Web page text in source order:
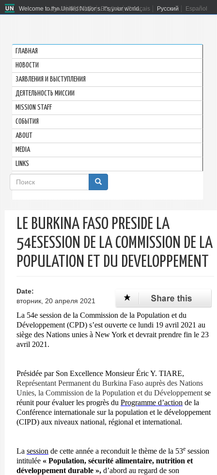
Welcome to the United Nations. It's your world.
العربية 简体中文 English Français Русский Español
ГЛАВНАЯ
HОВОСТИ
ЗАЯВЛЕНИЯ И ВЫСТУПЛЕНИЯ
ДЕЯТЕЛЬНОСТЬ МИССИИ
MISSION STAFF
СОБЫТИЯ
ABOUT
MEDIA
LINKS
Форма
поиска
Поиск
LE BURKINA FASO PRESIDE LA
54ESESSION DE LA COMMISSION DE LA
POPULATION ET DU DEVELOPPEMENT
Date:
вторник, 20 апреля 2021
La 54e session de la Commission de la Population et du
Développement(CPD) s’est ouverte ce lundi 19 avril 2021 au
siège des Nations unies à New York et devrait prendre fin le 23
avril 2021.
Présidée par Son Excellence Monsieur Éric Y. TIARE,
Représentant Permanent du Burkina Faso auprès des Nations
Unies, la Commission de la Population et du Développement se
réunit pour évaluer les progrès du Programme d’action de la
Conférence internationale sur la population et le développement
(CIPD) aux niveaux national, régional et international.
La session de cette année a reconduit le thème de la 53esession
intitulée « Population, sécurité alimentaire, nutrition et
développement durable », d’abord au regard de son